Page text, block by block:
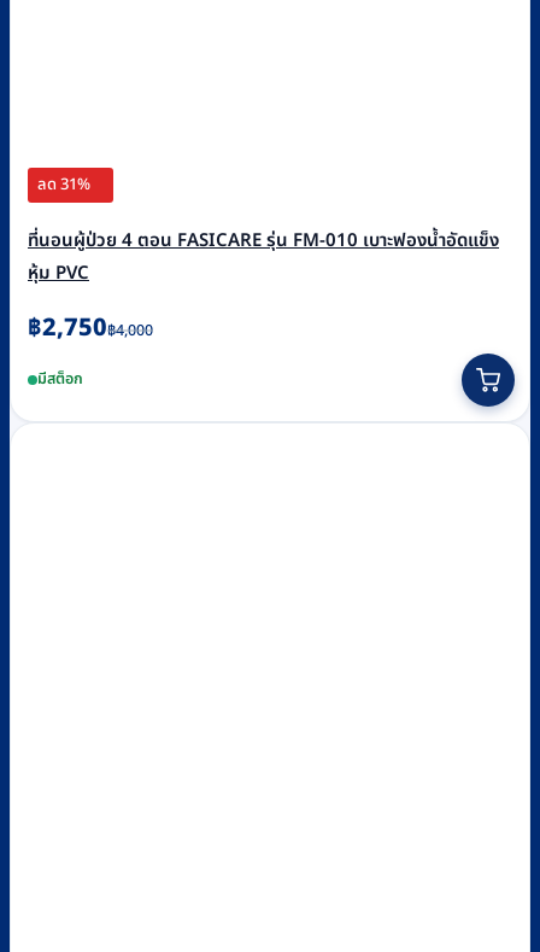
ลด 31%
ที่นอนผู้ป่วย 4 ตอน FASICARE รุ่น FM-010 เบาะฟองน้ำอัดแข็ง
หุ้ม PVC
฿4,000
Original
was:
฿4,000.
฿2,750
Current
is:
฿2,750.
มีสต็อก